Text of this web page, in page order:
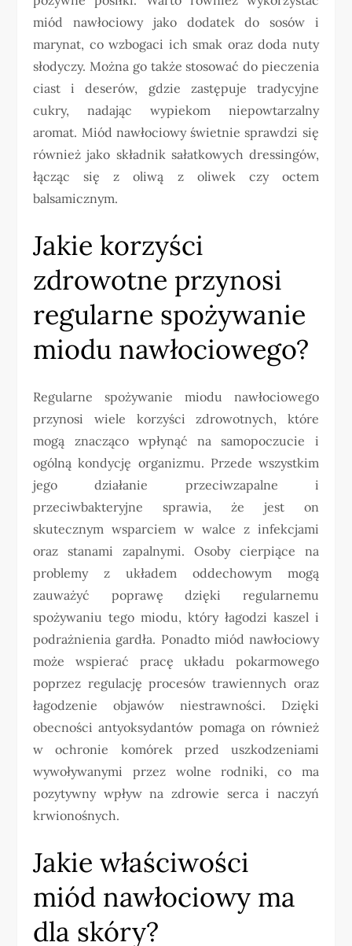
miód nawłociowy jako dodatek do sosów i
marynat, co wzbogaci ich smak oraz doda nuty
słodyczy. Można go także stosować do pieczenia
ciast i deserów, gdzie zastępuje tradycyjne
cukry, nadając wypiekom niepowtarzalny
aromat. Miód nawłociowy świetnie sprawdzi się
również jako składnik sałatkowych dressingów,
łącząc się z oliwą z oliwek czy octem
balsamicznym.
Jakie korzyści
zdrowotne przynosi
regularne spożywanie
miodu nawłociowego?
Regularne spożywanie miodu nawłociowego
przynosi wiele korzyści zdrowotnych, które
mogą znacząco wpłynąć na samopoczucie i
ogólną kondycję organizmu. Przede wszystkim
jego działanie przeciwzapalne i
przeciwbakteryjne sprawia, że jest on
skutecznym wsparciem w walce z infekcjami
oraz stanami zapalnymi. Osoby cierpiące na
problemy z układem oddechowym mogą
zauważyć poprawę dzięki regularnemu
spożywaniu tego miodu, który łagodzi kaszel i
podrażnienia gardła. Ponadto miód nawłociowy
może wspierać pracę układu pokarmowego
poprzez regulację procesów trawiennych oraz
łagodzenie objawów niestrawności. Dzięki
obecności antyoksydantów pomaga on również
w ochronie komórek przed uszkodzeniami
wywoływanymi przez wolne rodniki, co ma
pozytywny wpływ na zdrowie serca i naczyń
krwionośnych.
Jakie właściwości
miód nawłociowy ma
dla skóry?